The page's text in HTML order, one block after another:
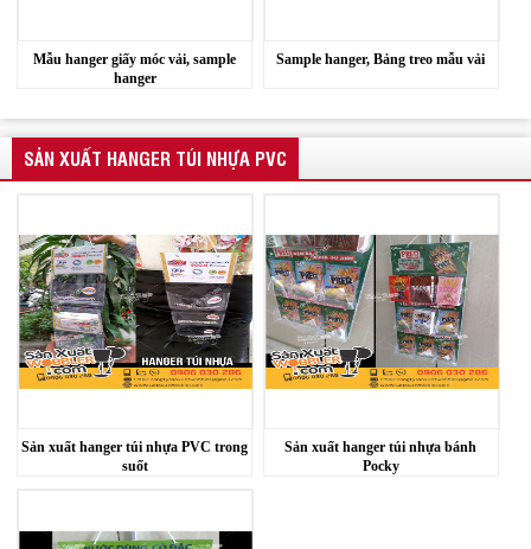
Mẫu hanger giấy móc vải, sample
hanger
Sample hanger, Bảng treo mẫu vải
SẢN XUẤT HANGER TÚI NHỰA PVC
Sản xuất hanger túi nhựa PVC trong
suốt
Sản xuất hanger túi nhựa bánh
Pocky